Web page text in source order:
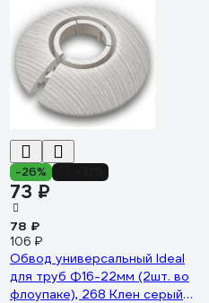
-26%
73 ₽
78 ₽
106 ₽
Обвод универсальный Ideal
для труб Ф16-22мм (2шт. во
флоупаке), 268 Клен серый